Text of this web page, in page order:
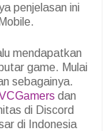
penjelasan ini
mendapatkan
game. Mulai
sebagainya.
dan
di Discord
di Indonesia